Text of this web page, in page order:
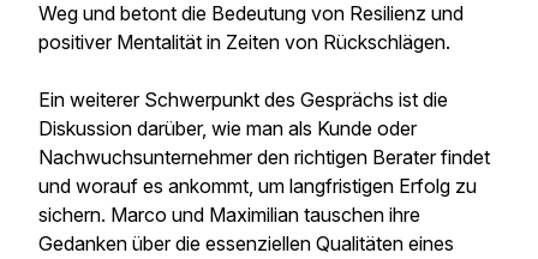
Weg und betont die Bedeutung von Resilienz und
positiver Mentalität in Zeiten von Rückschlägen.
Ein weiterer Schwerpunkt des Gesprächs ist die
Diskussion darüber, wie man als Kunde oder
Nachwuchsunternehmer den richtigen Berater findet
und worauf es ankommt, um langfristigen Erfolg zu
sichern. Marco und Maximilian tauschen ihre
Gedanken über die essenziellen Qualitäten eines